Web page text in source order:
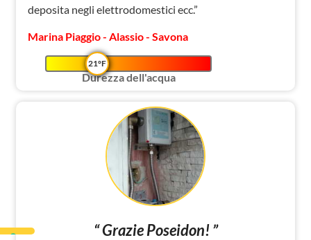
deposita negli elettrodomestici ecc.”
Marina Piaggio - Alassio - Savona
21°F
Durezza dell'acqua
“ Grazie Poseidon! ”